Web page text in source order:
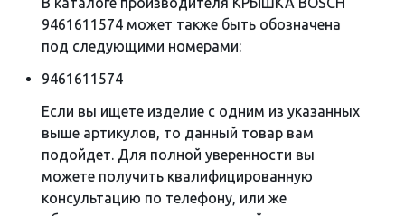
9461611574 может также быть обозначена
под следующими номерами:
9461611574
Если вы ищете изделие с одним из указанных
выше артикулов, то данный товар вам
подойдет. Для полной уверенности вы
можете получить квалифицированную
консультацию по телефону, или же